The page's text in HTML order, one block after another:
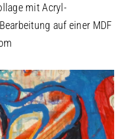
mit Acryl-
auf einer MDF